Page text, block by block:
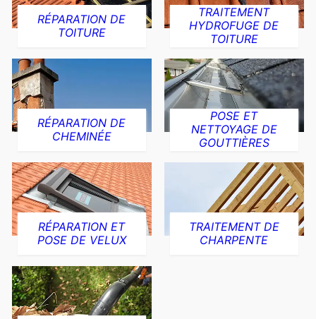
RÉPARATION DE
TOITURE
TRAITEMENT
HYDROFUGE DE
TOITURE
RÉPARATION DE
CHEMINÉE
POSE ET
NETTOYAGE DE
GOUTTIÈRES
RÉPARATION ET
POSE DE VELUX
TRAITEMENT DE
CHARPENTE